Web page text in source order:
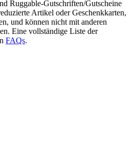
Ruggable-Gutschriften/Gutscheine
Artikel oder Geschenkkarten,
und können nicht mit anderen
Eine vollständige Liste der
FAQs.